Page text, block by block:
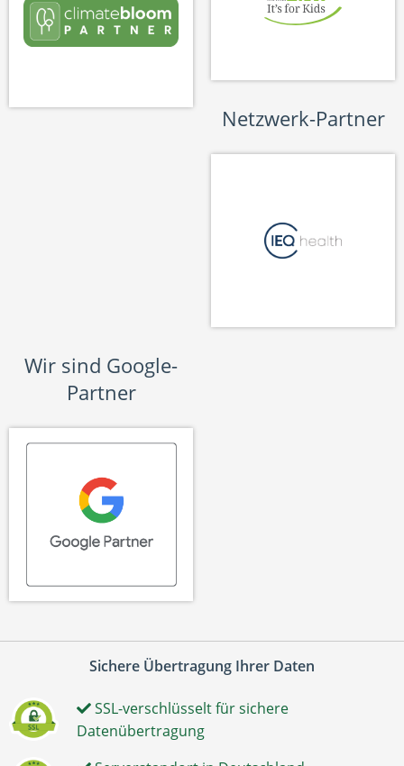
Netzwerk-Partner
Wir sind Google-
Partner
Sichere Übertragung Ihrer Daten
SSL-verschlüsselt für sichere
Datenübertragung